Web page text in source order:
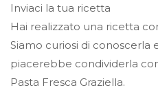
Inviaci la tua ricetta
Hai realizzato una ricetta
Siamo curiosi di conoscerla
piacerebbe condividerla
Pasta Fresca Graziella.